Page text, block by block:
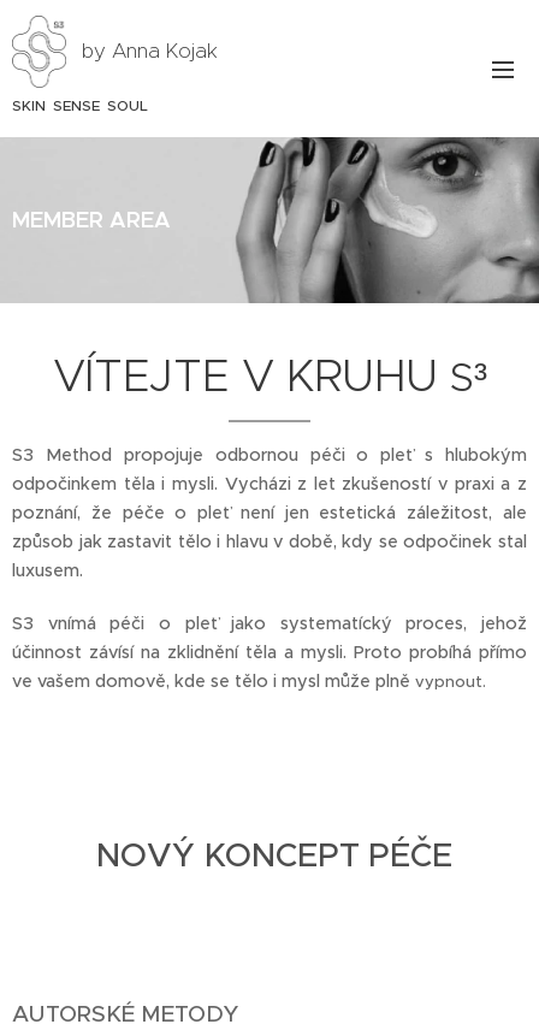
by Anna Kojak
SKIN SENSE SOUL
MEMBER AREA
VÍTEJTE V KRUHU S³
S3 Method propojuje odbornou péči o pleť s hlubokým
odpočinkem těla i mysli. Vycházi z let zkušeností v praxi a z
poznání, že péče o pleť není jen estetická záležitost, ale
způsob jak zastavit tělo i hlavu v době, kdy se odpočinek stal
luxusem.
S3 vnímá péči o pleť jako systematícký proces, jehož
účinnost závísí na zklidnění těla a mysli. Proto probíhá přímo
ve vašem domově, kde se tělo i mysl může plně vypnout.
NOVÝ KONCEPT PÉČE
AUTORSKÉ METODY